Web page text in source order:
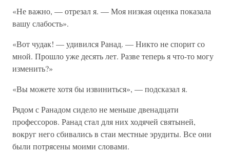
«Не важно, — отрезал я. — Моя низкая оценка показала
вашу слабость».
«Вот чудак! — удивился Ранад. — Никто не спорит со
мной. Прошло уже десять лет. Разве теперь я что-то могу
изменить?»
«Вы можете хотя бы извиниться», — подсказал я.
Рядом с Ранадом сидело не меньше двенадцати
профессоров. Ранад стал для них ходячей святыней,
вокруг него сбивались в стаи местные эрудиты. Все они
были потрясены моими словами.